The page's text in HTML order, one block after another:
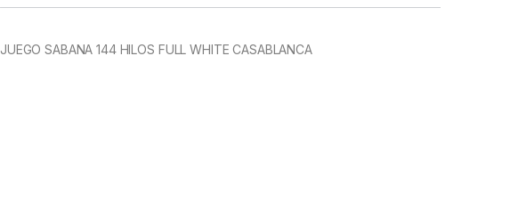
JUEGO SABANA 144 HILOS FULL WHITE CASABLANCA